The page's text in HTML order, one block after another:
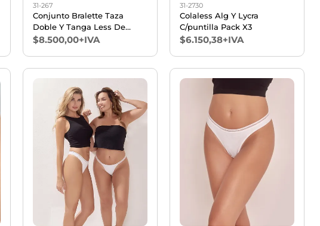
31-267
Conjunto Bralette Taza
Doble Y Tanga Less De
Microfibra Y Puntilla T85/100
$8.500,00+IVA
31-2730
Colaless Alg Y Lycra
C/puntilla Pack X3
$6.150,38+IVA